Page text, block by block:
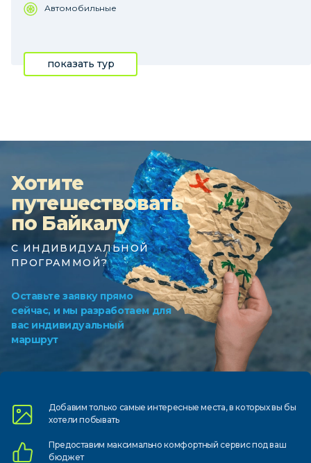
Автомобильные
показать тур
Хотите
путешествовать
по Байкалу
С ИНДИВИДУАЛЬНОЙ
ПРОГРАММОЙ?
Оставьте заявку прямо
сейчас, и мы разработаем для
вас индивидуальный
маршрут
Добавим только самыеинтересные места, в которыхвы бы
хотели побывать
Предоставим максимально комфортныйсервис под ваш
бюджет